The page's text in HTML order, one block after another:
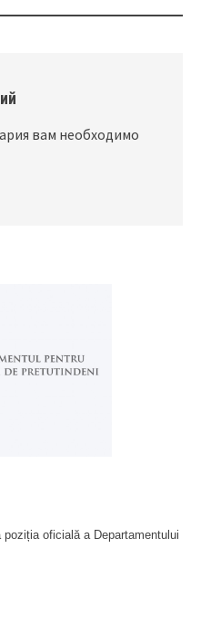
вам необходимо
oficială a Departamentului